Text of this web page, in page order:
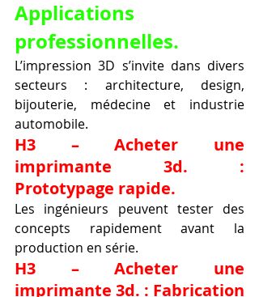
Applications
professionnelles.
L’impression 3D s’invite dans divers
secteurs : architecture, design,
bijouterie, médecine et industrie
automobile.
H3 – Acheter une
imprimante 3d. :
Prototypage rapide.
Les ingénieurs peuvent tester des
concepts rapidement avant la
production en série.
H3 – Acheter une
imprimante 3d. : Fabrication